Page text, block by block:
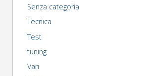
Senza categoria
Tecnica
Test
tuning
Vari